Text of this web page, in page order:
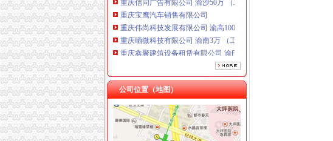
重庆宝鹰汽车销售有限公司
重庆伟尚科技发展有限公司 渝高100万 （工商注册）
重庆晒微科技有限公司 渝南3万 （工商注册）
重庆鑫聚建筑设备租赁有限公司 渝巴3万 （工商注册）
重庆安赐商贸有限公司 渝江10万 （工商注册）
重庆市冰岛科技发展有限公司 渝沙50万 （进出口权）
川思博机械有限责任公司重庆分公司 渝江 （工商注册）
上海兆妩贸易有限公司重庆天地分公司 渝中 （工商注册）
重庆吉沃农业科技有限公司 渝南500万 （工商注册）
公司位置（地图）